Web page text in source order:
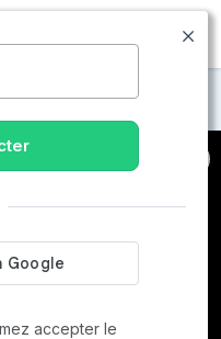
MENU
la-Reine
accepter le